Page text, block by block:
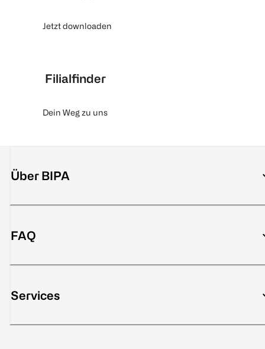
Jetzt downloaden
Filialfinder
Dein Weg zu uns
Über BIPA
FAQ
Services